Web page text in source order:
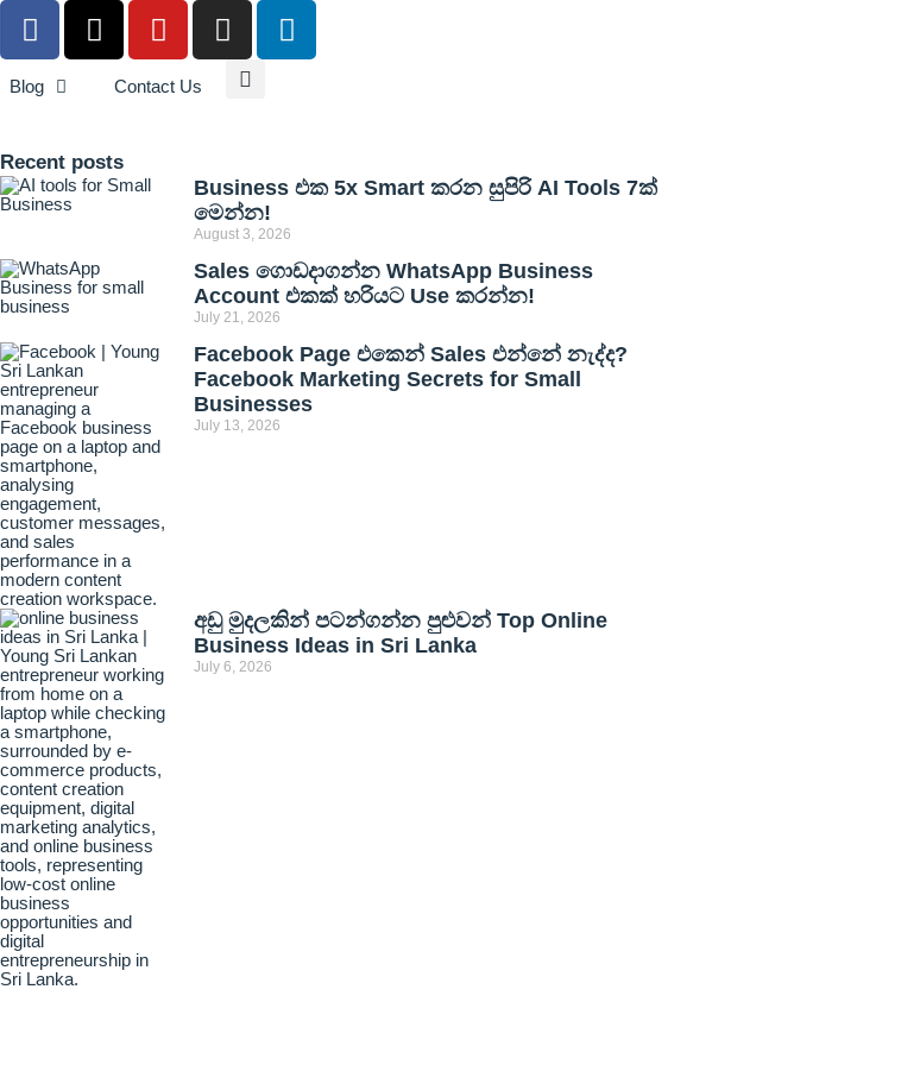
Blog Contact Us
Recent posts
Business එක 5x Smart කරන සුපිරි AI Tools 7ක්
මෙන්න!
August 3, 2026
Sales ගොඩදාගන්න WhatsApp Business
Account එකක් හරියට Use කරන්න!
July 21, 2026
Facebook Page එකෙන් Sales එන්නේ නැද්ද?
Facebook Marketing Secrets for Small
Businesses
July 13, 2026
අඩු මුදලකින් පටන්ගන්න පුළුවන් Top Online
Business Ideas in Sri Lanka
July 6, 2026